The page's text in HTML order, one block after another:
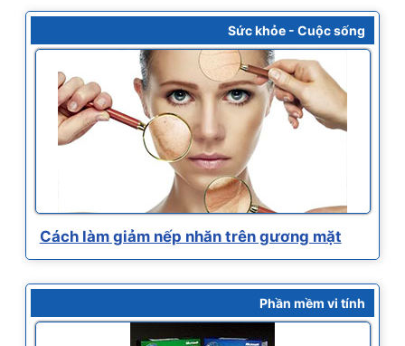
Sức khỏe - Cuộc sống
Cách làm giảm nếp nhăn trên gương mặt
Phần mềm vi tính